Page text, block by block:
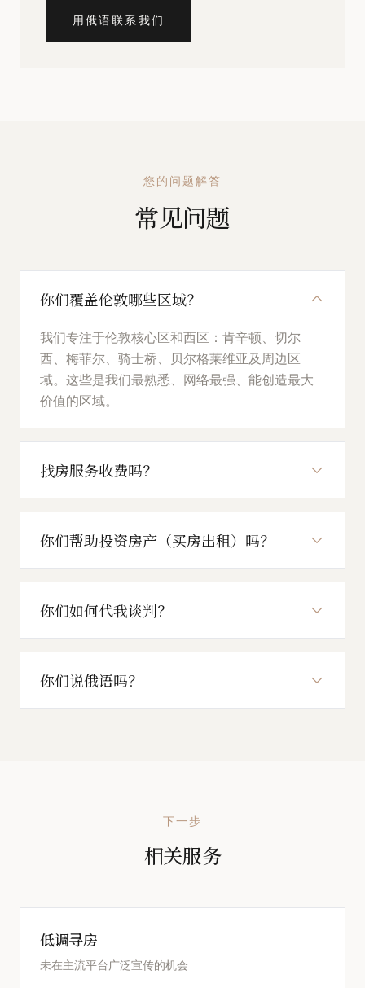
用俄语联系我们
您的问题解答
常见问题
你们覆盖伦敦哪些区域？
我们专注于伦敦核心区和西区：肯辛顿、切尔
西、梅菲尔、骑士桥、贝尔格莱维亚及周边区
域。这些是我们最熟悉、网络最强、能创造最大
价值的区域。
找房服务收费吗？
你们帮助投资房产（买房出租）吗？
你们如何代我谈判？
你们说俄语吗？
下一步
相关服务
低调寻房
未在主流平台广泛宣传的机会